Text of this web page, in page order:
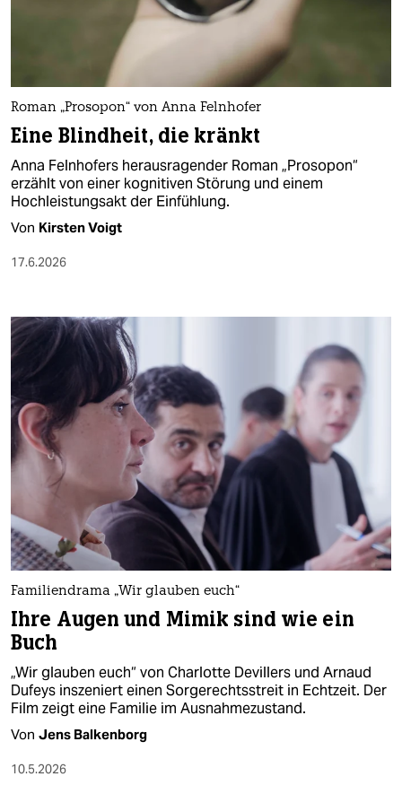
wahrheit
verlag
verlag
veranstaltungen
shop
fragen & hilfe
abo
genossenschaft
epaper login
Roman „Prosopon“ von Anna Felnhofer
Eine Blindheit, die kränkt
Anna Felnhofers herausragender Roman „Prosopon“
erzählt von einer kognitiven Störung und einem
Hochleistungsakt der Einfühlung.
Von Kirsten Voigt
17.6.2026
Familiendrama „Wir glauben euch“
Ihre Augen und Mimik sind wie ein
Buch
„Wir glauben euch“ von Charlotte Devillers und Arnaud
Dufeys inszeniert einen Sorgerechtsstreit in Echtzeit. Der
Film zeigt eine Familie im Ausnahmezustand.
Von Jens Balkenborg
10.5.2026